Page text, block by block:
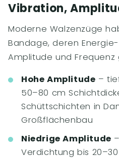
Vibration,
Moderne Walzenzüge
Bandage, deren
Amplitude und Frequenz
Hohe Amplitude –
50–80 cm
Schüttschichten in
Großflächenbau
Niedrige Amplitude
Verdichtung bis